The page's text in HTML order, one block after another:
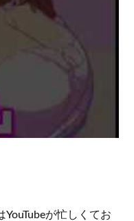
が忙しくてお